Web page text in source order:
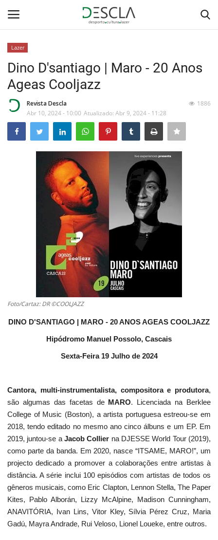
Home
...by Descla
Desporto
Sobre Nós
Estatuto Editorial
Lazer
Dino D'santiago | Maro - 20 Anos
Ageas Cooljazz
Revista Descla
Abr 10, 2024 - 10:00 Atualizado: Abr 9, 2024 - 11:28
1886
Foto/Cartaz: DR ©COOLJAZZ
DINO D'SANTIAGO | MARO - 20 ANOS AGEAS COOLJAZZ
Hipódromo Manuel Possolo, Cascais
Sexta-Feira 19 Julho de 2024
Cantora, multi-instrumentalista, compositora e produtora,
são algumas das facetas de MARO. Licenciada na Berklee
College of Music (Boston), a artista portuguesa estreou-se em
2018, tendo editado no mesmo ano cinco álbuns e um EP. Em
2019, juntou-se a Jacob Collier na DJESSE World Tour (2019),
como parte da banda. Em 2020, nasce “ITSAME, MARO!”, um
projecto dedicado a promover a colaborações entre artistas à
distância. A série inclui 100 episódios com artistas de todos os
gêneros musicais, como Eric Clapton, Lennon Stella, The Paper
Kites, Pablo Alborán, Lizzy McAlpine, Madison Cunningham,
ANAVITÓRIA, Ivan Lins, Vitor Kley, Sílvia Pérez Cruz, Maria
Gadú, Mayra Andrade, Rui Veloso, Lionel Loueke, entre outros.